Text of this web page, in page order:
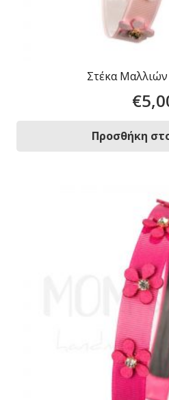
Στέκα
€
Προσθήκη